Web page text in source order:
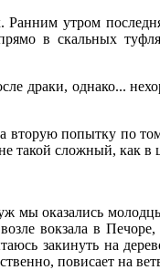
Ранним утром
в скальных
однако...
вторую попытку по
такой сложный, как
мы оказались
вокзала в
закинуть на
повисает на